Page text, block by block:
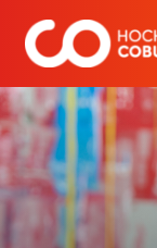
Inhalt
springen
Studieren
Forschen
Kooperieren